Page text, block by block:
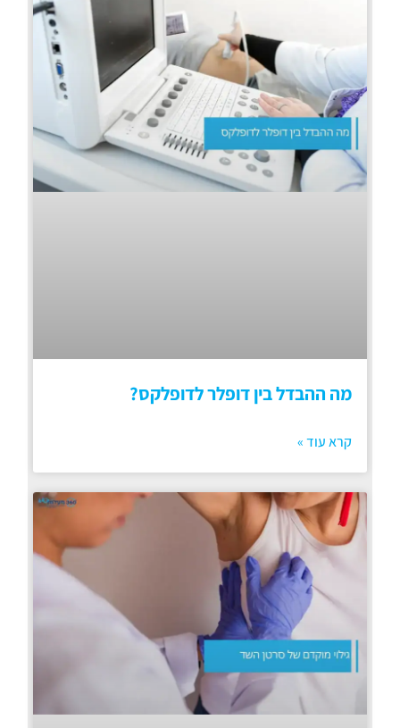
מה ההבדל בין דופלר לדופלקס?
קרא עוד »